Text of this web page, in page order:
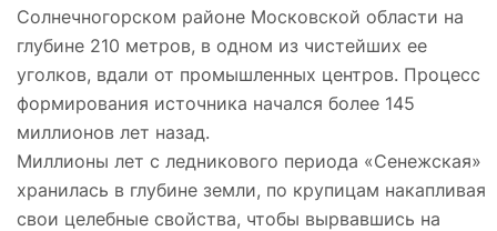
Солнечногорском районе Московской области на
глубине 210 метров, в одном из чистейших ее
уголков, вдали от промышленных центров. Процесс
формирования источника начался более 145
миллионов лет назад.
Миллионы лет с ледникового периода «Сенежская»
хранилась в глубине земли, по крупицам накапливая
свои целебные свойства, чтобы вырвавшись на